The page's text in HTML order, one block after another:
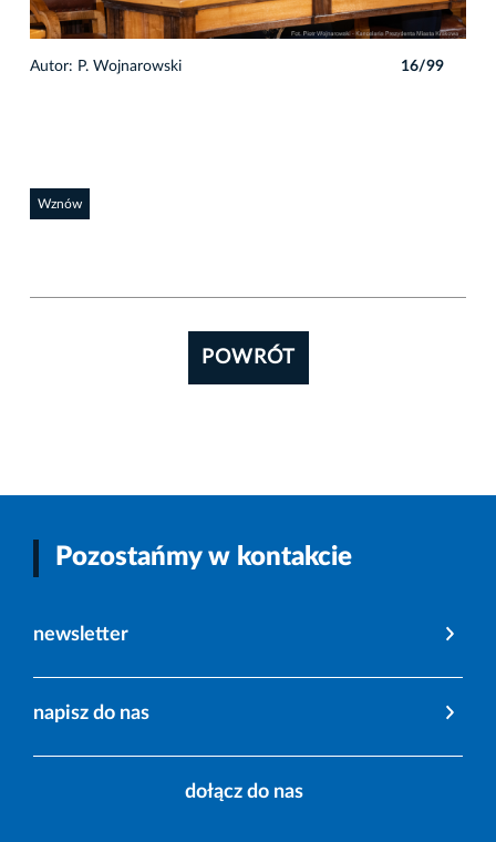
Autor: P. Wojnarowski 16/99
Wznów
POWRÓT
Pozostańmy w kontakcie
newsletter
napisz do nas
dołącz do nas